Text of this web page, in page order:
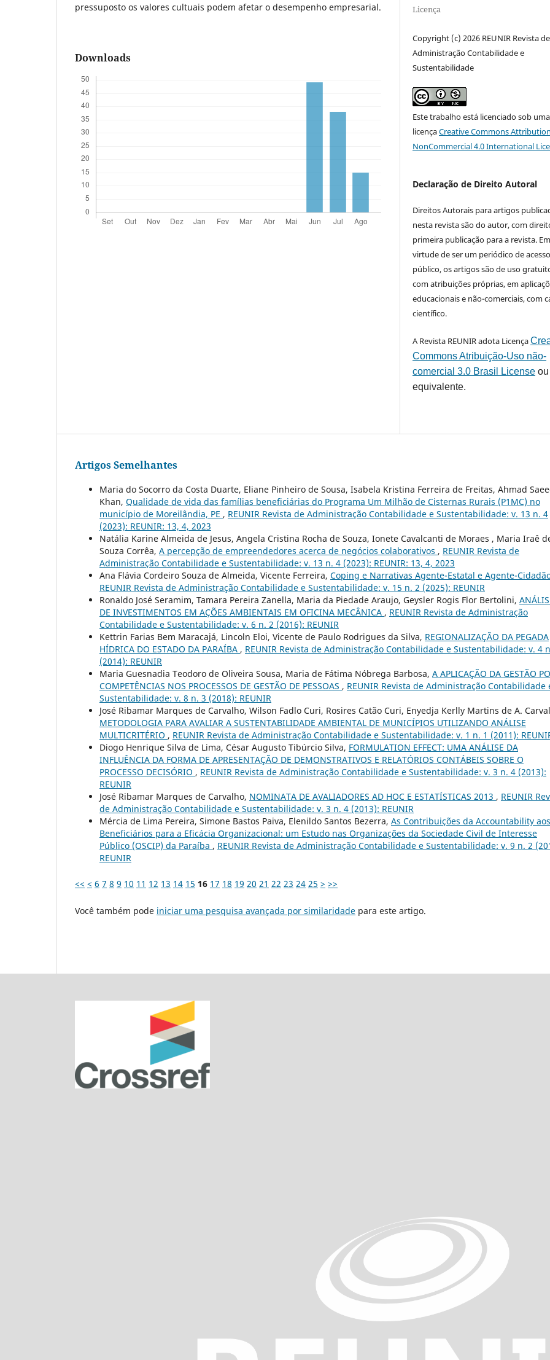
pressuposto os valores cultuais podem afetar o desempenho empresarial.
Downloads
Licença
Copyright (c) 2026 REUNIR Revista de
Administração Contabilidade e
Sustentabilidade
Este trabalho está licenciado sob uma
licençaCreative Commons
NonCommercial 4.0 International
Declaração de Direito Autoral
Direitos Autorais para artigos
nesta revista são do autor, com
primeira publicação para a revista. Em
virtude de ser um periódico de acesso
público, os artigos são de uso
com atribuições próprias, em
educacionais e não-comerciais, com
científico.
A Revista REUNIR adota Licença
Commons Atribuição-Uso não-
comercial 3.0 Brasil License
equivalente.
Artigos Semelhantes
Maria do Socorro da Costa Duarte, Eliane Pinheiro de Sousa, Isabela Kristina Ferreira de Freitas, Ahmad
Khan, Qualidade de vida das famílias beneficiárias do Programa Um Milhão de Cisternas Rurais (P1MC) no
município de Moreilândia, PE , REUNIR Revista de Administração Contabilidade e Sustentabilidade: v. 13 n. 4
(2023): REUNIR: 13, 4, 2023
Natália Karine Almeida de Jesus, Angela Cristina Rocha de Souza, Ionete Cavalcanti de Moraes , Maria Iraê
Souza Corrêa, A percepção de empreendedores acerca de negócios colaborativos , REUNIR Revista de
Administração Contabilidade e Sustentabilidade: v. 13 n. 4 (2023): REUNIR: 13, 4, 2023
Ana Flávia Cordeiro Souza de Almeida, Vicente Ferreira, Coping e Narrativas Agente-Estatal e Agente-
REUNIR Revista de Administração Contabilidade e Sustentabilidade: v. 15 n. 2 (2025): REUNIR
Ronaldo José Seramim, Tamara Pereira Zanella, Maria da Piedade Araujo, Geysler Rogis Flor Bertolini,
DE INVESTIMENTOS EM AÇÕES AMBIENTAIS EM OFICINA MECÂNICA , REUNIR Revista de Administração
Contabilidade e Sustentabilidade: v. 6 n. 2 (2016): REUNIR
Kettrin Farias Bem Maracajá, Lincoln Eloi, Vicente de Paulo Rodrigues da Silva, REGIONALIZAÇÃO DA PEGADA
HÍDRICA DO ESTADO DA PARAÍBA , REUNIR Revista de Administração Contabilidade e Sustentabilidade: v. 4
(2014): REUNIR
Maria Guesnadia Teodoro de Oliveira Sousa, Maria de Fátima Nóbrega Barbosa, A APLICAÇÃO DA GESTÃO
COMPETÊNCIAS NOS PROCESSOS DE GESTÃO DE PESSOAS , REUNIR Revista de Administração Contabilidade
Sustentabilidade: v. 8 n. 3 (2018): REUNIR
José Ribamar Marques de Carvalho, Wilson Fadlo Curi, Rosires Catão Curi, Enyedja Kerlly Martins de A.
METODOLOGIA PARA AVALIAR A SUSTENTABILIDADE AMBIENTAL DE MUNICÍPIOS UTILIZANDO ANÁLISE
MULTICRITÉRIO , REUNIR Revista de Administração Contabilidade e Sustentabilidade: v. 1 n. 1 (2011):
Diogo Henrique Silva de Lima, César Augusto Tibúrcio Silva, FORMULATION EFFECT: UMA ANÁLISE DA
INFLUÊNCIA DA FORMA DE APRESENTAÇÃO DE DEMONSTRATIVOS E RELATÓRIOS CONTÁBEIS SOBRE O
PROCESSO DECISÓRIO , REUNIR Revista de Administração Contabilidade e Sustentabilidade: v. 3 n. 4 (2013):
REUNIR
José Ribamar Marques de Carvalho, NOMINATA DE AVALIADORES AD HOC E ESTATÍSTICAS 2013 , REUNIR
de Administração Contabilidade e Sustentabilidade: v. 3 n. 4 (2013): REUNIR
Mércia de Lima Pereira, Simone Bastos Paiva, Elenildo Santos Bezerra, As Contribuições da Accountability aos
Beneficiários para a Eficácia Organizacional: um Estudo nas Organizações da Sociedade Civil de Interesse
Público (OSCIP) da Paraíba , REUNIR Revista de Administração Contabilidade e Sustentabilidade: v. 9 n. 2
REUNIR
<< < 6 7 8 9 10 11 12 13 14 15 16 17 18 19 20 21 22 23 24 25 > >>
Você também pode iniciar uma pesquisa avançada por similaridade para este artigo.